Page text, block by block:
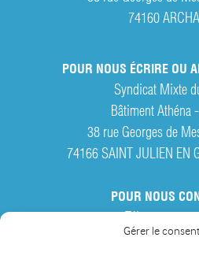
Gérer le
74160
POUR NOUS ÉCRIRE OU
Syndicat Mixte
Bâtiment Athéna
38 rue Georges de
74166 SAINT JULIEN EN
POUR NOUS
Par